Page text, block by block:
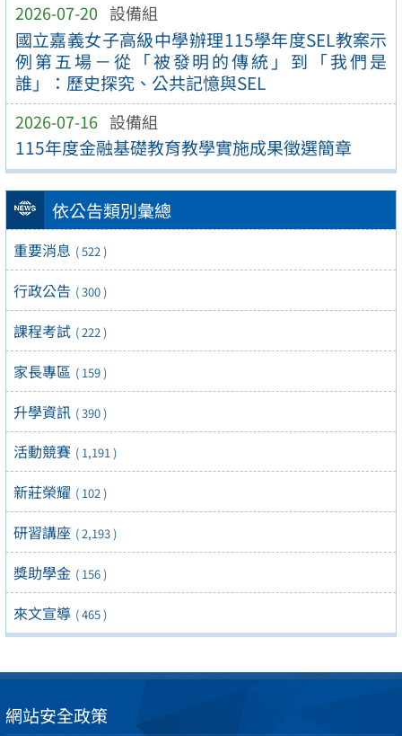
2026-07-20 設備組
國立嘉義女子高級中學辦理115學年度SEL教案示
例第五場－從「被發明的傳統」到「我們是
誰」：歷史探究、公共記憶與SEL
2026-07-16 設備組
115年度金融基礎教育教學實施成果徵選簡章
依公告類別彙總
重要消息 ( 522 )
行政公告 ( 300 )
課程考試 ( 222 )
家長專區 ( 159 )
升學資訊 ( 390 )
活動競賽 ( 1,191 )
新莊榮耀 ( 102 )
研習講座 ( 2,193 )
獎助學金 ( 156 )
來文宣導 ( 465 )
網站安全政策